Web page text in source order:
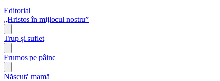
Editorial
„Hristos în mijlocul nostru”
Trup și suflet
Frumos pe pâine
Născută mamă